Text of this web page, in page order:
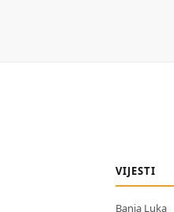
VIJESTI
Banja Luka